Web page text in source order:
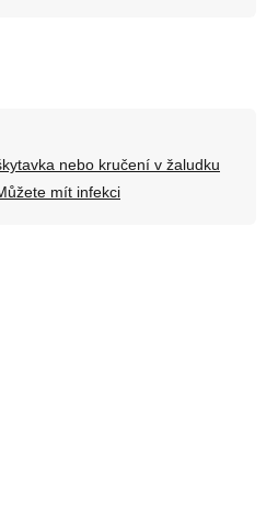
nebo kručení v žaludku
mít infekci